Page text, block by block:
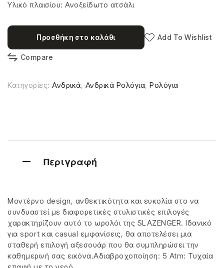
Υλικό πλαισίου: Ανοξείδωτο ατσάλι
Προσθήκη στο καλάθι Add To Wishlist
Compare
Κατηγορίες: Ανδρικά, Ανδρικά Ρολόγια, Ρολόγια
Περιγραφή
Μοντέρνο design, ανθεκτικότητα και ευκολία στο να
συνδυαστεί με διαφορετικές στυλιστικές επιλογές
χαρακτηρίζουν αυτό το ωρολόι της SLAZENGER. Ιδανικό
για sport και casual εμφανίσεις, θα αποτελέσει μια
σταθερή επιλογή αξεσουάρ που θα συμπληρώσει την
καθημερινή σας εικόνα.Αδιαβροχοποίηση: 5 Atm: Τυχαία